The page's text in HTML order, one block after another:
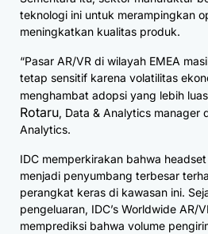
teknologi ini untuk merampingkan
meningkatkan kualitas produk.
“Pasar AR/VR di wilayah EMEA
tetap sensitif karena volatilitas
menghambat adopsi yang lebih
Rotaru, Data & Analytics manager
Analytics.
IDC memperkirakan bahwa
menjadi penyumbang terbesar
perangkat keras di kawasan ini.
pengeluaran, IDC’s Worldwide AR/
memprediksi bahwa volume